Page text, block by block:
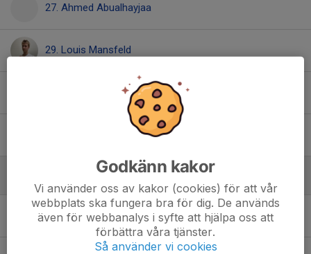
27. Ahmed Abualhayjaa
29. Louis Mansfeld
30. Raman Yousif
Mittfältare
8. Ibrahim Lyad Yahia
Godkänn kakor
Vi använder oss av kakor (cookies) för att vår
webbplats ska fungera bra för dig. De används
även för webbanalys i syfte att hjälpa oss att
förbättra våra tjänster.
Så använder vi cookies